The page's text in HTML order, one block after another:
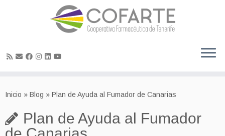
Inicio » Blog » Plan de Ayuda al Fumador de Canarias
Plan de Ayuda al Fumador